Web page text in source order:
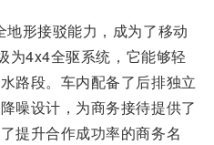
形接驳能力，成为了移动
为4x4全驱系统，它能够轻
路段。车内配备了后排独立
噪设计，为商务接待提供了
提升合作成功率的商务名